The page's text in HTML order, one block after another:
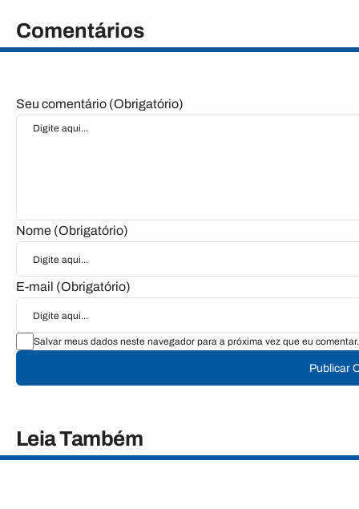
Comentários
Seu comentário (Obrigatório)
Nome (Obrigatório)
E-mail (Obrigatório)
Salvar meus dados neste navegador para a próxima vez que eu comentar.
Publicar
Leia Também